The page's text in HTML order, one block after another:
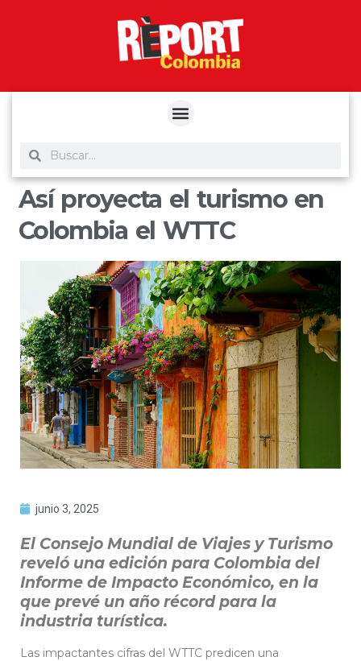
Así proyecta el turismo en
Colombia el WTTC
junio 3, 2025
El Consejo Mundial de Viajes y Turismo
reveló una edición para Colombia del
Informe de Impacto Económico, en la
que prevé un año récord para la
industria turística.
Las impactantes cifras del WTTC predicen una